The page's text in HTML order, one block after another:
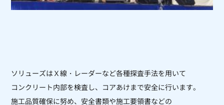
ソリューズはＸ線・レーダーなど各種探査手法を用いて
コンクリート内部を検査し、コアあけまで安全に行います。
施工品質確保に努め、安全書類や施工要領書などの